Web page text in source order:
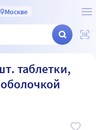
Москве
таблетки,